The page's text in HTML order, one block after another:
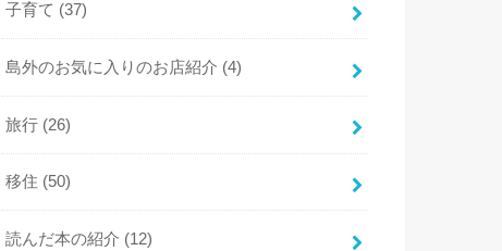
子育て (37)
島外のお気に入りのお店紹介 (4)
旅行 (26)
移住 (50)
読んだ本の紹介 (12)